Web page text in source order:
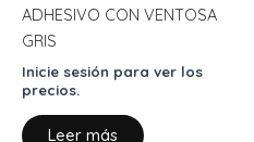
ADHESIVO CON VENTOSA
GRIS
Inicie sesión para ver los
precios.
Leer más